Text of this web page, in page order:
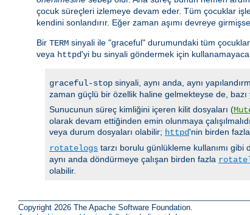
çocuk süreçleri izlemeye devam eder. Tüm çocuklar
kendini sonlandırır. Eğer zaman aşımı devreye
Bir TERM sinyali ile "graceful" durumundaki tüm
veya httpd'yi bu sinyali göndermek için
graceful-stop sinyali, aynı anda, aynı
zaman güçlü bir özellik haline gelmekteyse de, bazı
Sunucunun süreç kimliğini içeren kilit dosyaları (
olarak devam ettiğinden emin olunmaya
veya durum dosyaları olabilir; httpd'nin birden fazla
rotatelogs tarzı borulu günlükleme kullanımı gibi
aynı anda döndürmeye çalışan birden fazla
olabilir.
Copyright 2026 The Apache Software Foundation.